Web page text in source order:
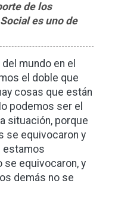
de los
es uno de
mundo en el
el doble que
cosas que están
podemos ser el
situación, porque
se equivocaron y
estamos
se equivocaron, y
demás no se